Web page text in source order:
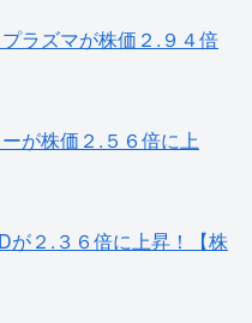
ラズマが株価２.９４倍
が株価２.５６倍に上
２.３６倍に上昇！【株